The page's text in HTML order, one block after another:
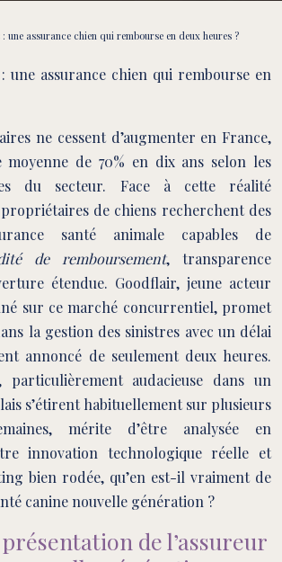
assurance chien qui rembourse en deux heures ?
une assurance chien qui rembourse en
ne cessent d’augmenter en France,
moyenne de 70% en dix ans selon les
du secteur. Face à cette réalité
de chiens recherchent des
santé animale capables de
de remboursement, transparence
étendue. Goodflair, jeune acteur
sur ce marché concurrentiel, promet
la gestion des sinistres avec un délai
annoncé de seulement deux heures.
particulièrement audacieuse dans un
s’étirent habituellement sur plusieurs
mérite d’être analysée en
innovation technologique réelle et
bien rodée, qu’en est-il vraiment de
canine nouvelle génération ?
de l’assureur